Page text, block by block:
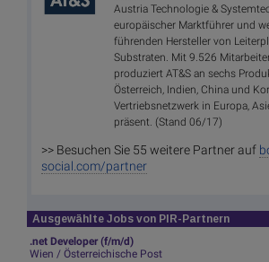
Austria Technologie &
europäischer Marktführer und
führenden Hersteller von
Substraten. Mit 9.526
produziert AT&S an sechs
Österreich, Indien, China und
Vertriebsnetzwerk in Europa,
präsent. (Stand 06/17)
>> Besuchen Sie 55 weitere Partner auf
social.com/partner
Ausgewählte Jobs von PIR-Partnern
.net Developer (f/m/d)
Wien / Österreichische Post